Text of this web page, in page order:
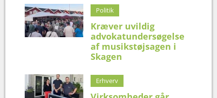
Politik
Kræver uvildig
advokatundersøgelse
af musikstøjsagen i
Skagen
Erhverv